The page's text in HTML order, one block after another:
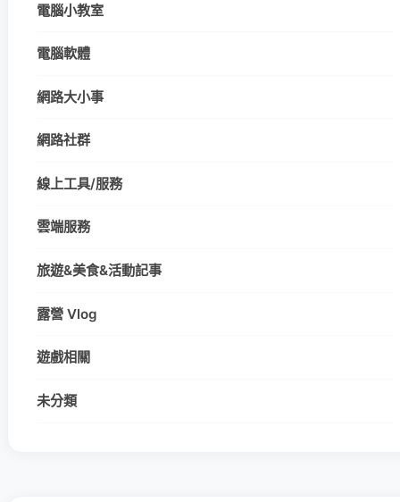
電腦小教室
電腦軟體
網路大小事
網路社群
線上工具/服務
雲端服務
旅遊&美食&活動記事
露營 Vlog
遊戲相關
未分類